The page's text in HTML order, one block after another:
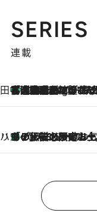
SERIES
連載
田中稲の勝手に再ブ
1 Hour Ago
「湘南乃風に憧れて」観客大盛上がりの“タオル回し”に、ラッパー顔負けの高速歌唱まで…さだまさし（74）のアグレッシブすぎる現在地
ハワイ賢者 リサのお気に入りリスト2026.8.6
あの伝説の限定トートも！ リニューアルした「ディーン＆デルーカ ハワ